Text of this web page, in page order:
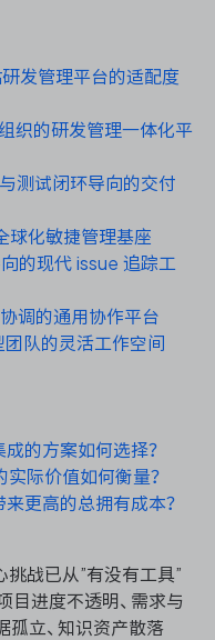
研发管理平台的适配度
织的研发管理一体化平
测试闭环导向的交付
球化敏捷管理基座
的现代 issue 追踪工
调的通用协作平台
队的灵活工作空间
的方案如何选择？
际价值如何衡量？
更高的总拥有成本？
战已从”有没有工具”
目进度不透明、需求与
孤立、知识资产散落